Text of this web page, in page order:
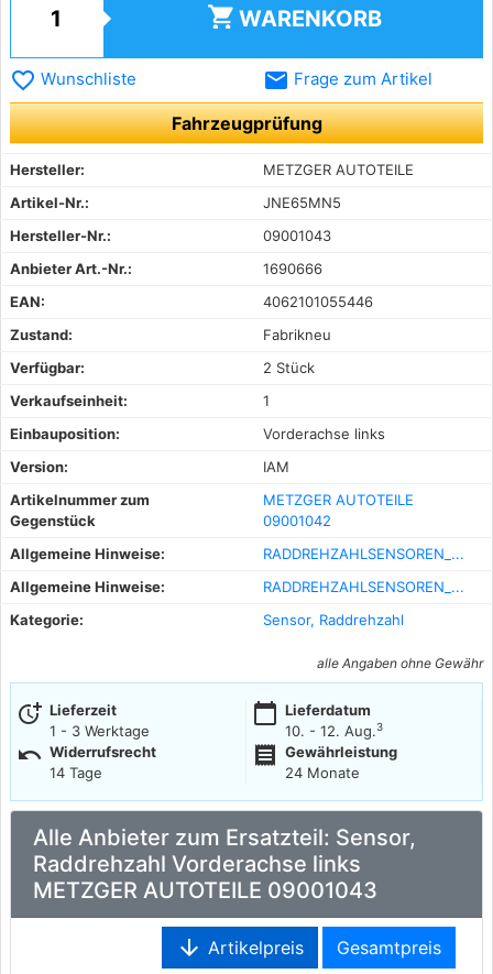
shopping_cart WARENKORB
favorite_border Wunschliste email Frage zum Artikel
Fahrzeugprüfung
Hersteller:
METZGER AUTOTEILE
Artikel-Nr.:
JNE65MN5
Hersteller-Nr.:
09001043
Anbieter Art.-Nr.:
1690666
EAN:
4062101055446
Zustand:
Fabrikneu
Verfügbar:
2 Stück
Verkaufseinheit:
1
Einbauposition:
Vorderachse links
Version:
IAM
Artikelnummer zum
Gegenstück
METZGER AUTOTEILE
09001042
Allgemeine Hinweise:
RADDREHZAHLSENSOREN_...
Allgemeine Hinweise:
RADDREHZAHLSENSOREN_...
Kategorie:
Sensor, Raddrehzahl
alle Angaben ohne Gewähr
more_time Lieferzeit
1 - 3 Werktage
calendar_today Lieferdatum
10. - 12. Aug.3
undo Widerrufsrecht
14 Tage
receipt
Gewährleistung
24 Monate
Alle Anbieter zum Ersatzteil: Sensor,
Raddrehzahl Vorderachse links
METZGER AUTOTEILE 09001043
arrow_downward Artikelpreis Gesamtpreis